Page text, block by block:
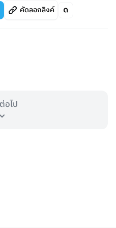
คัดลอกลิงค์
อไป